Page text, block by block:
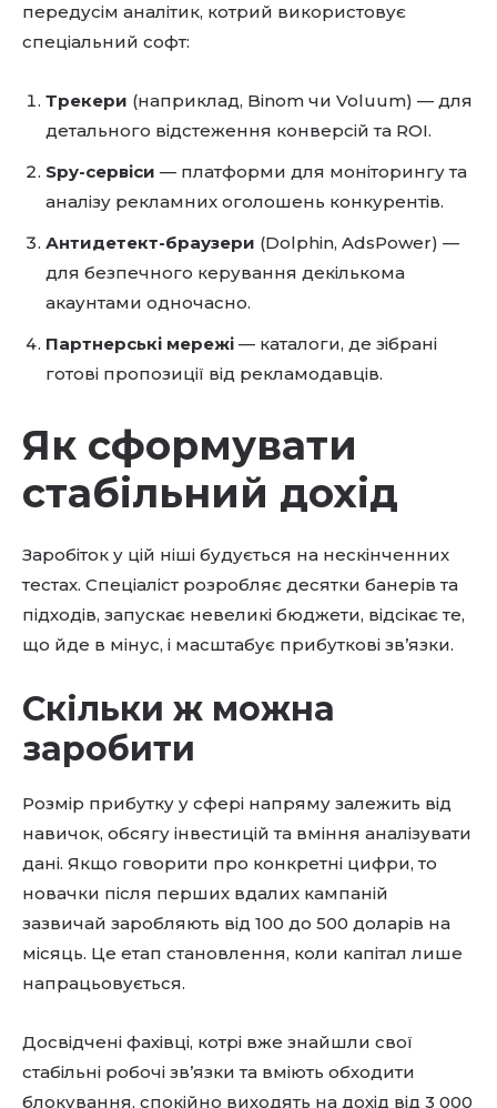
передусім аналітик, котрий використовує
спеціальний софт:
Трекери (наприклад, Binom чи Voluum) — для
детального відстеження конверсій та ROI.
Spy-сервіси — платформи для моніторингу та
аналізу рекламних оголошень конкурентів.
Антидетект-браузери (Dolphin, AdsPower) —
для безпечного керування декількома
акаунтами одночасно.
Партнерські мережі — каталоги, де зібрані
готові пропозиції від рекламодавців.
Як сформувати
стабільний дохід
Заробіток у цій ніші будується на нескінченних
тестах. Спеціаліст розробляє десятки банерів та
підходів, запускає невеликі бюджети, відсікає те,
що йде в мінус, і масштабує прибуткові зв’язки.
Скільки ж можна
заробити
Розмір прибутку у сфері напряму залежить від
навичок, обсягу інвестицій та вміння аналізувати
дані. Якщо говорити про конкретні цифри, то
новачки після перших вдалих кампаній
зазвичай заробляють від 100 до 500 доларів на
місяць. Це етап становлення, коли капітал лише
напрацьовується.
Досвідчені фахівці, котрі вже знайшли свої
стабільні робочі зв’язки та вміють обходити
блокування, спокійно виходять на дохід від 3 000